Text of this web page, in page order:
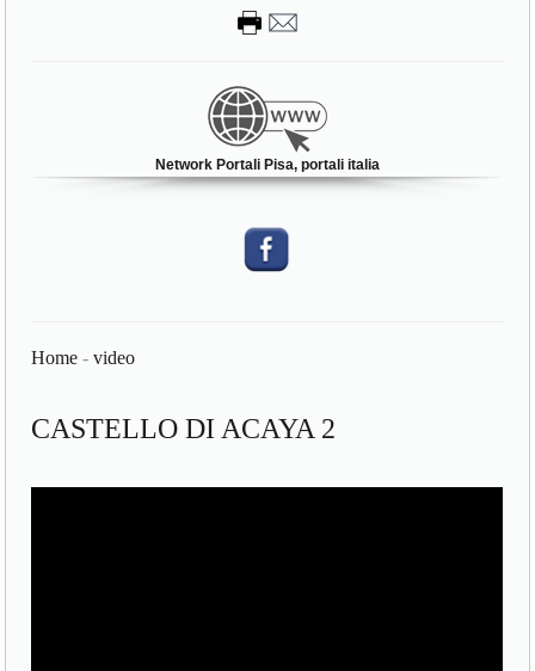
Network Portali Pisa, portali italia
Home -video
CASTELLO DI ACAYA 2